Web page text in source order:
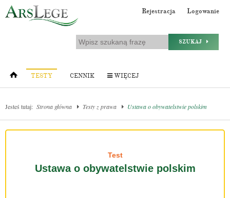
Rejestracja Logowanie
SZUKAJ
TESTY CENNIK WIĘCEJ
Jesteś tutaj: Strona główna Testy z prawa Ustawa o obywatelstwie polskim
Test
Ustawa o obywatelstwie polskim